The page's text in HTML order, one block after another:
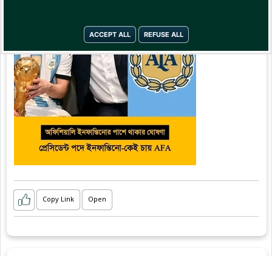
ACCEPT ALL REFUSE ALL
Copy Link Open